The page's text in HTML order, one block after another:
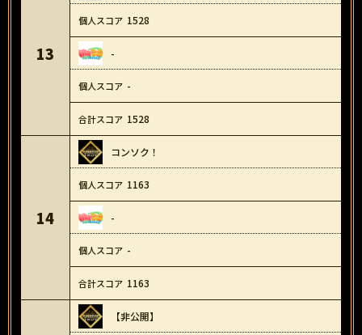
13
1528
-
-
1528
14
コンソク！
1163
-
-
1163
【非公開】